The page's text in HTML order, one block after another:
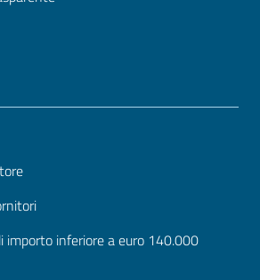
inferiore a euro 140.000